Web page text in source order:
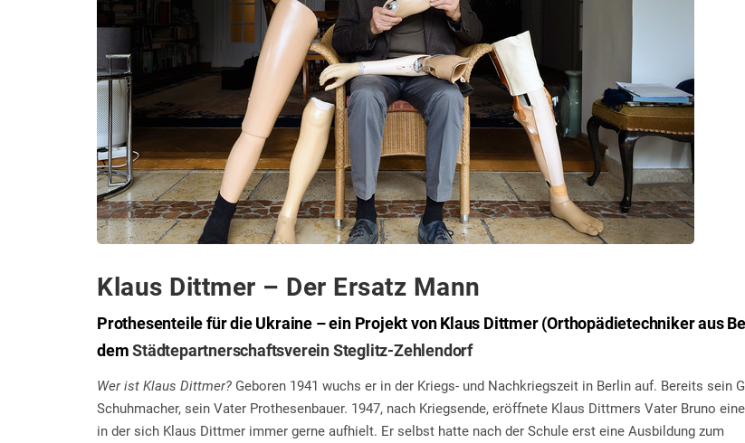
Klaus Dittmer – Der Ersatz Mann
Prothesenteile für die Ukraine – ein Projekt von Klaus Dittmer (Orthopädietechniker aus
demStädtepartnerschaftsverein Steglitz-Zehlendorf
Wer ist Klaus Dittmer? Geboren 1941 wuchs er in der Kriegs- und Nachkriegszeit in Berlin auf. Bereits sein
Schuhmacher, sein Vater Prothesenbauer. 1947, nach Kriegsende, eröffnete Klaus Dittmers Vater Bruno
in der sich Klaus Dittmer immer gerne aufhielt. Er selbst hatte nach der Schule erst eine Ausbildung zum